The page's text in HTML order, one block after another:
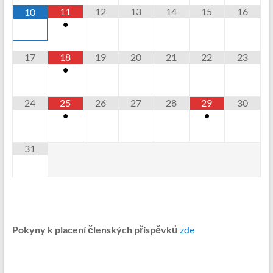
10
11
•
12 13 14 15 16
17
18
•
19 20 21 22 23
24
25
•
26 27 28
29
•
30
31
Pokyny k placení členských příspěvků zde